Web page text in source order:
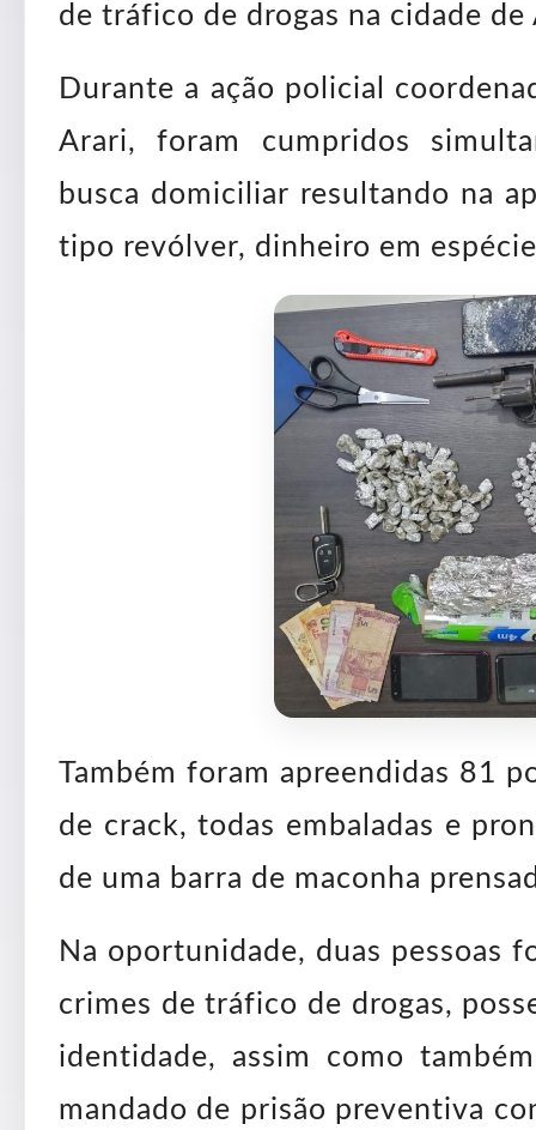
de tráfico de drogas na cidade de
Durante a ação policial
Arari, foram cumpridos
busca domiciliar resultando na
tipo revólver, dinheiro em
Também foram apreendidas 81
de crack, todas embaladas e
de uma barra de maconha
Na oportunidade, duas pessoas
crimes de tráfico de drogas,
identidade, assim como
mandado de prisão preventiva